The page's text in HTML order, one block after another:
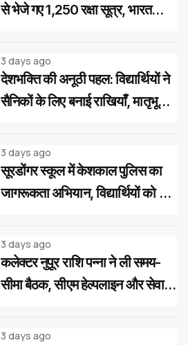
से भेजे गए 1,250 रक्षा सूत्र, भारत
3 days ago
देशभक्ति की अनूठी पहल: विद्यार्थियों ने
सैनिकों के लिए बनाई राखियाँ, मातृभूमि
3 days ago
सूरडोंगर स्कूल में केशकाल पुलिस का
जागरूकता अभियान, विद्यार्थियों को दिए
3 days ago
कलेक्टर नुपूर राशि पन्ना ने ली समय-
सीमा बैठक, सीएम हेल्पलाइन और सेवा
दिए निर्देश
3 days ago